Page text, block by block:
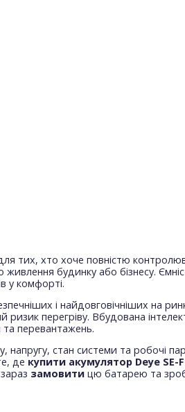
тих, хто хоче повністю
будинку або бізнесу.
у комфорті.
і найдовговічніших на
ризик перегріву. Вбудована
перевантажень.
напругу, стан системи та робочі
де купити акумулятор Deye SE-
замовити цю батарею та